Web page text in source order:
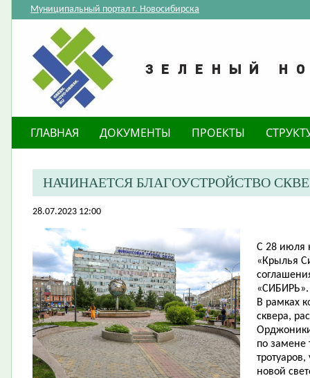
Муниципальный портал г. Новосибирска
ГЛАВНАЯ ДОКУМЕНТЫ ПРОЕКТЫ
НАЧИНАЕТСЯ БЛАГОУСТРОЙСТВО
28.07.2023 12:00
С 28 июля
«Крылья
«СИБИРЬ».
В рамках
сквера,
по замене
новой